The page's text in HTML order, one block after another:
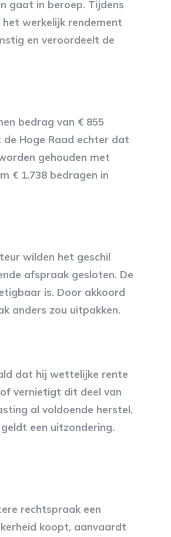
gaat in beroep. Tijdens
werkelijk rendement
en veroordeelt de
bedrag van € 855
Hoge Raad echter dat
gehouden met
€ 1.738 bedragen in
wilden het geschil
afspraak gesloten. De
is. Door akkoord
anders zou uitpakken.
dat hij wettelijke rente
vernietigt dit deel van
al voldoende herstel,
een uitzondering.
rechtspraak een
koopt, aanvaardt